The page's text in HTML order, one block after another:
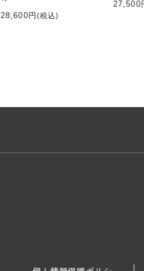
28,600円 (税込)
27,500